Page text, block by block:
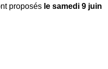
proposés le samedi 9 juin